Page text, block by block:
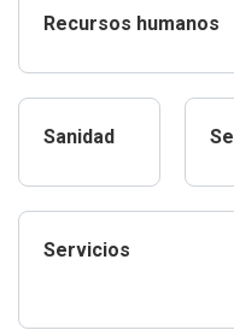
Recursos humanos
Sanidad
Servicios